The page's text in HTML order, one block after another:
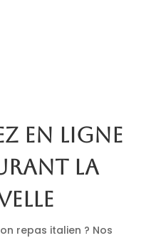
en ligne
La
repas italien ? Nos